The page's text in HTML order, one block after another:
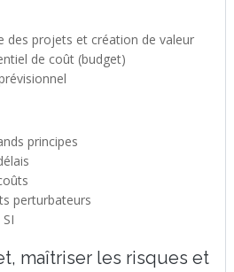
des projets et création de valeur
de coût (budget)
principes
perturbateurs
maîtriser les risques et